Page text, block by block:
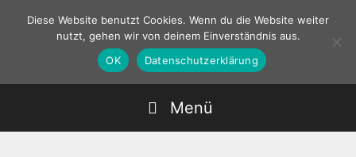
Inhalt
Menü
Diese Website benutzt Cookies. Wenn du die Website weiter
nutzt, gehen wir von deinem Einverständnis aus.
OK
Datenschutzerklärung